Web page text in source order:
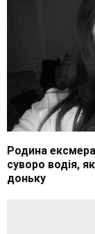
Родина
суворо водія,
доньку